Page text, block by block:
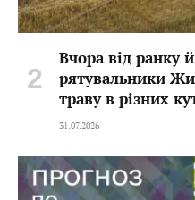
Вчора від ранку
рятувальники
траву в різних
31.07.2026